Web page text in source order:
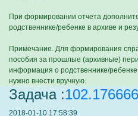
При формировании отчета
родственнике/ребенке в архиве и
Примечание. Для формирования
пособия за прошлые (архивные)
информация о родственнике/
нужно внести вручную.
Задача :102.176666
2018-01-10 17:58:39